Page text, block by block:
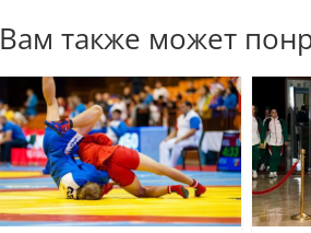
Вам также может